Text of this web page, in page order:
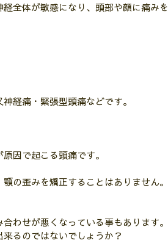
全体が敏感になり、頭部や顔に痛みを
経痛・緊張型頭痛などです。
因で起こる頭痛です。
の歪みを矯正することはありません。
わせが悪くなっている事もあります。
るのではないでしょうか？